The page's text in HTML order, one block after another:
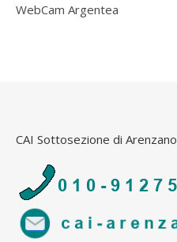
WebCam Argentea
CAI Sottosezione di Arenzano